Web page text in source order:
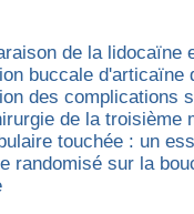
de la lidocaïne
buccale d'articaïne
des complications
de la troisième
touchée : un
randomisé sur la